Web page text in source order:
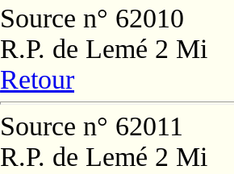
Source n° 62010
R.P. de Lemé 2 Mi
Retour
Source n° 62011
R.P. de Lemé 2 Mi